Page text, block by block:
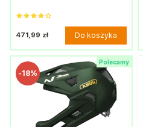
471,99 zł Do koszyka
Polecamy
-18%